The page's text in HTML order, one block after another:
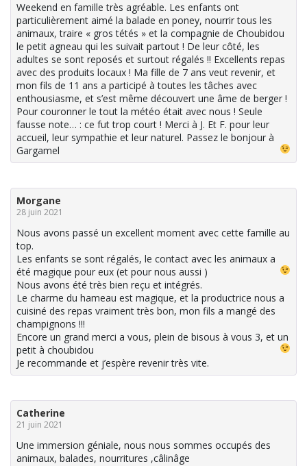
Weekend en famille très agréable. Les enfants ont
particulièrement aimé la balade en poney, nourrir tous les
animaux, traire « gros tétés » et la compagnie de Choubidou
le petit agneau qui les suivait partout ! De leur côté, les
adultes se sont reposés et surtout régalés !! Excellents repas
avec des produits locaux ! Ma fille de 7 ans veut revenir, et
mon fils de 11 ans a participé à toutes les tâches avec
enthousiasme, et s’est même découvert une âme de berger !
Pour couronner le tout la météo était avec nous ! Seule
fausse note… : ce fut trop court ! Merci à J. Et F. pour leur
accueil, leur sympathie et leur naturel. Passez le bonjour à
Gargamel
Morgane
28 juin 2021
Nous avons passé un excellent moment avec cette famille au
top.
Les enfants se sont régalés, le contact avec les animaux a
été magique pour eux (et pour nous aussi )
Nous avons été très bien reçu et intégrés.
Le charme du hameau est magique, et la productrice nous a
cuisiné des repas vraiment très bon, mon fils a mangé des
champignons !!!
Encore un grand merci a vous, plein de bisous à vous 3, et un
petit à choubidou
Je recommande et j’espère revenir très vite.
Catherine
21 juin 2021
Une immersion géniale, nous nous sommes occupés des
animaux, balades, nourritures ,câlinâge